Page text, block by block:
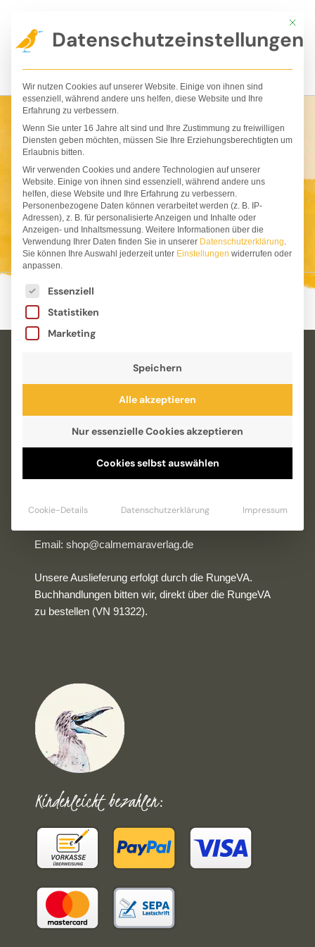
Inhalt
springen
Handelsseite
Hammerschmidtstraße 17
33615 Bielefeld
Tel.: 0521-557721-40
Email:shop@calmemaraverlag.de
Unsere Auslieferung erfolgt durch die RungeVA.
Buchhandlungen bitten wir, direkt über die RungeVA
zu bestellen (VN 91322).
Kinderleicht bezahlen:
Mit
Datenschutzeinstellungen
Wir nutzen Cookies auf unserer Website. Einige von ihnen sind
essenziell, während andere uns helfen, diese Website und Ihre
Erfahrung zu verbessern.
Wenn Sie unter 16 Jahre alt sind und Ihre Zustimmung zu freiwilligen
Diensten geben möchten, müssen Sie Ihre Erziehungsberechtigten um
Erlaubnis bitten.
Wir verwenden Cookies und andere Technologien auf unserer
Website. Einige von ihnen sind essenziell, während andere uns
helfen, diese Website und Ihre Erfahrung zu verbessern.
Personenbezogene Daten können verarbeitet werden (z. B. IP-
Adressen), z. B. für personalisierte Anzeigen und Inhalte oder
Anzeigen- und Inhaltsmessung. Weitere Informationen über die
Verwendung Ihrer Daten finden Sie in unserer Datenschutzerklärung.
Sie können Ihre Auswahl jederzeit unter Einstellungen widerrufen oder
anpassen.
Es folgt eine Liste der Service-Gruppen, für die
Essenziell
Statistiken
Marketing
Speichern
Alle akzeptieren
Nur essenzielle Cookies akzeptieren
Cookies selbst auswählen
Cookie-Details Datenschutzerklärung Impressum